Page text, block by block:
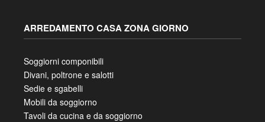
ARREDAMENTO CASA ZONA GIORNO
Soggiorni componibili
Divani, poltrone e salotti
Sedie e sgabelli
Mobili da soggiorno
Tavoli da cucina e da soggiorno